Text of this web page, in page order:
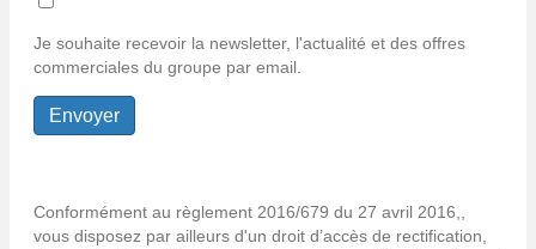
Je souhaite recevoir la newsletter, l'actualité et des offres
commerciales du groupe par email.
Conformément au règlement 2016/679 du 27 avril 2016,,
vous disposez par ailleurs d'un droit d’accès de rectification,